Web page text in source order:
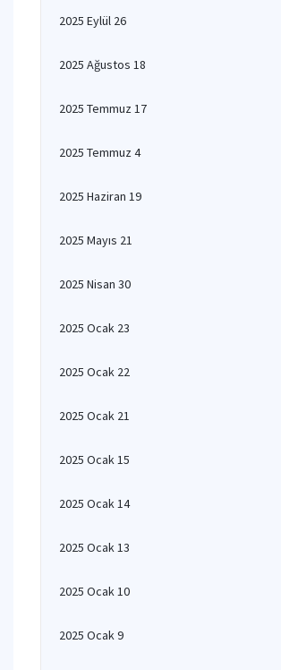
2025 Eylül 26
2025 Ağustos 18
2025 Temmuz 17
2025 Temmuz 4
2025 Haziran 19
2025 Mayıs 21
2025 Nisan 30
2025 Ocak 23
2025 Ocak 22
2025 Ocak 21
2025 Ocak 15
2025 Ocak 14
2025 Ocak 13
2025 Ocak 10
2025 Ocak 9